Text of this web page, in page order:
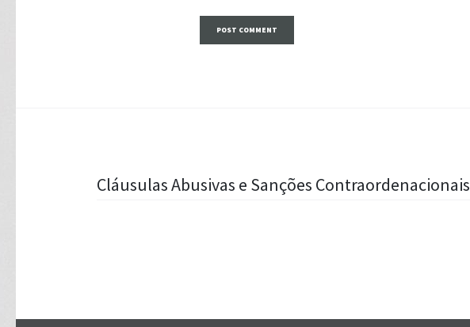
PostCláusulas Abusivas e Sanções Contraordenacionais